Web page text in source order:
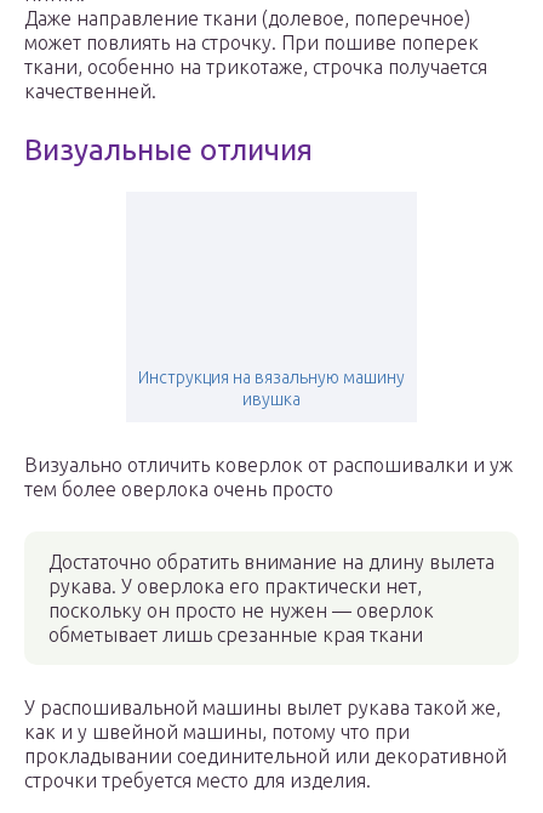
Даже направление ткани (долевое, поперечное)
может повлиять на строчку. При пошиве поперек
ткани, особенно на трикотаже, строчка получается
качественней.
Визуальные отличия
Инструкция на вязальную машину
ивушка
Визуально отличить коверлок от распошивалки и уж
тем более оверлока очень просто
Достаточно обратить внимание на длину вылета
рукава. У оверлока его практически нет,
поскольку он просто не нужен — оверлок
обметывает лишь срезанные края ткани
У распошивальной машины вылет рукава такой же,
как и у швейной машины, потому что при
прокладывании соединительной или декоративной
строчки требуется место для изделия.